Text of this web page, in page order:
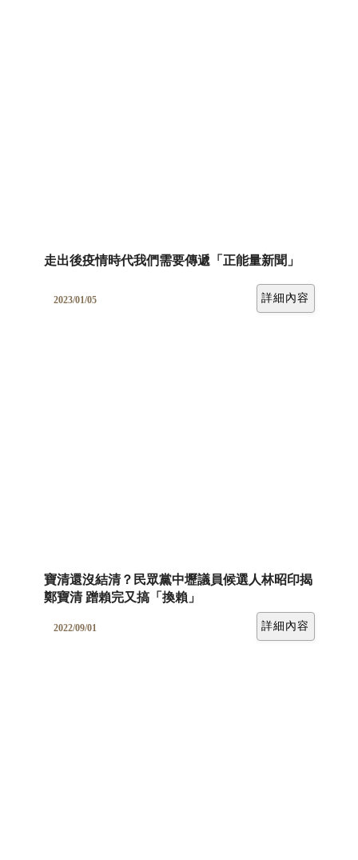
走出後疫情時代我們需要傳遞「正能量新聞」
2023/01/05 詳細內容
寶清還沒結清？民眾黨中壢議員候選人林昭印揭
鄭寶清 蹭賴完又搞「換賴」
2022/09/01 詳細內容